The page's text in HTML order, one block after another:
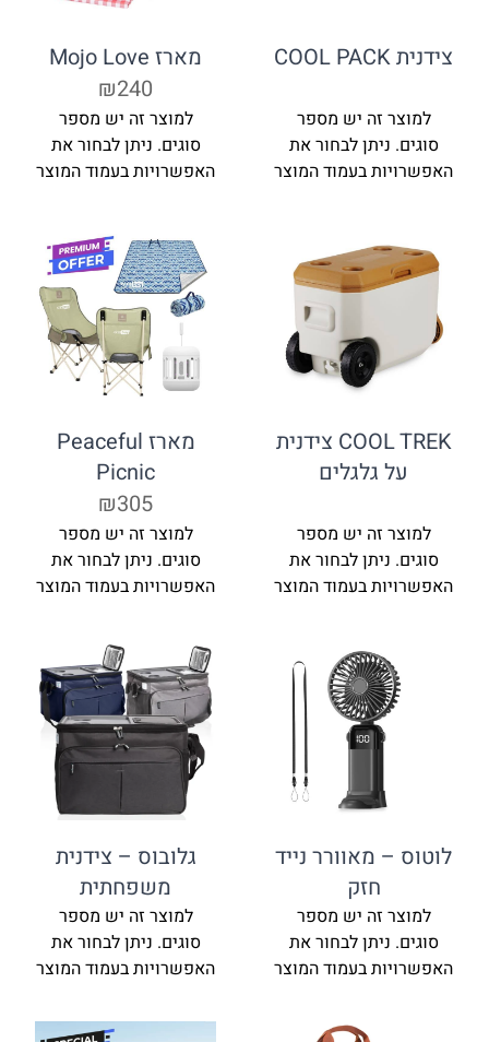
צידנית COOL PACK
למוצר זה יש מספר
סוגים. ניתן לבחור את
האפשרויות בעמוד המוצר
מארז Mojo Love
₪240
למוצר זה יש מספר
סוגים. ניתן לבחור את
האפשרויות בעמוד המוצר
COOL TREK צידנית
על גלגלים
למוצר זה יש מספר
סוגים. ניתן לבחור את
האפשרויות בעמוד המוצר
מארז Peaceful
Picnic
₪305
למוצר זה יש מספר
סוגים. ניתן לבחור את
האפשרויות בעמוד המוצר
לוטוס – מאוורר נייד
חזק
למוצר זה יש מספר
סוגים. ניתן לבחור את
האפשרויות בעמוד המוצר
גלובוס – צידנית
משפחתית
למוצר זה יש מספר
סוגים. ניתן לבחור את
האפשרויות בעמוד המוצר